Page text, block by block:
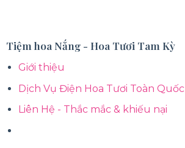
Tiệm hoa Nắng - Hoa Tươi Tam Kỳ
Giới thiệu
Dịch Vụ Điện Hoa Tươi Toàn Quốc
Liên Hệ - Thắc mắc & khiếu nại